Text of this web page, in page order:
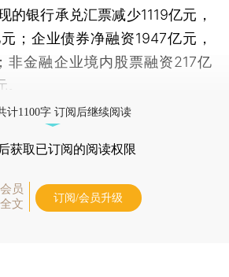
的银行承兑汇票减少1119亿元，
；企业债券净融资1947亿元，
非金融企业境内股票融资217亿
计1100字 订阅后继续阅读
后获取已订阅的阅读权限
员
文
订阅/会员升级